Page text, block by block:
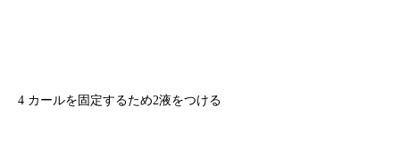
4 カールを固定するため2液をつける